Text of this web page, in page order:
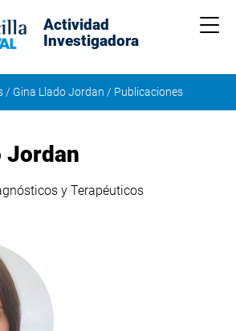
Actividad
Investigadora
/ Gina Llado Jordan / Publicaciones
Jordan
y Terapéuticos